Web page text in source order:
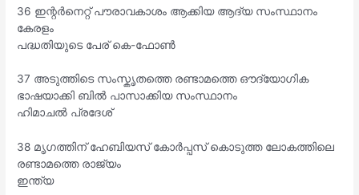
36 ഇന്റർനെറ്റ് പൗരാവകാശം ആക്കിയ ആദ്യ സംസ്ഥാനം
കേരളം
പദ്ധതിയുടെ പേര് കെ-ഫോൺ
37 അടുത്തിടെ സംസ്കൃതത്തെ രണ്ടാമത്തെ ഔദ്യോഗിക
ഭാഷയാക്കി ബിൽ പാസാക്കിയ സംസ്ഥാനം
ഹിമാചൽ പ്രദേശ്
38 മൃഗത്തിന് ഹേബിയസ് കോർപ്പസ് കൊടുത്ത ലോകത്തിലെ
രണ്ടാമത്തെ രാജ്യം
ഇന്ത്യ